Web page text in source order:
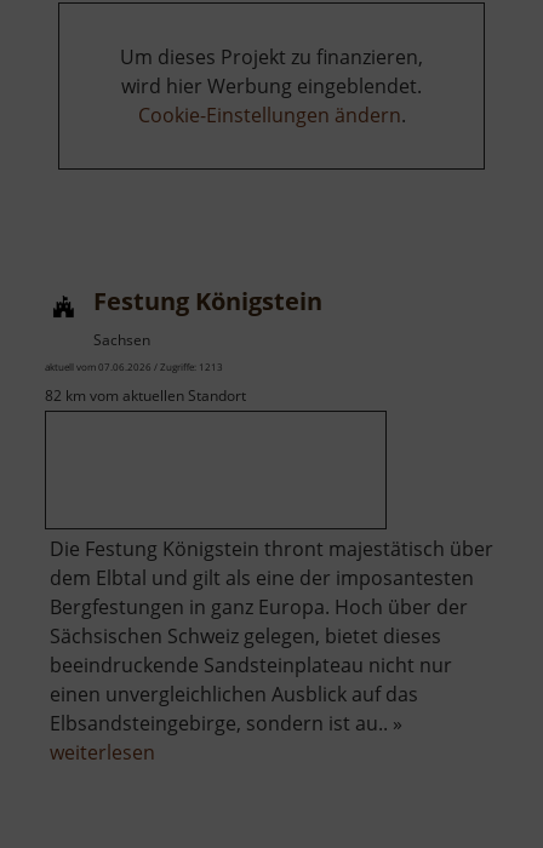
Um dieses Projekt zu finanzieren,
wird hier Werbung eingeblendet.
Cookie-Einstellungen ändern.
Festung Königstein
Sachsen
aktuell vom 07.06.2026 / Zugriffe: 1213
82 km vom aktuellen Standort
Die Festung Königstein thront majestätisch über
dem Elbtal und gilt als eine der imposantesten
Bergfestungen in ganz Europa. Hoch über der
Sächsischen Schweiz gelegen, bietet dieses
beeindruckende Sandsteinplateau nicht nur
einen unvergleichlichen Ausblick auf das
Elbsandsteingebirge, sondern ist au.. »
weiterlesen